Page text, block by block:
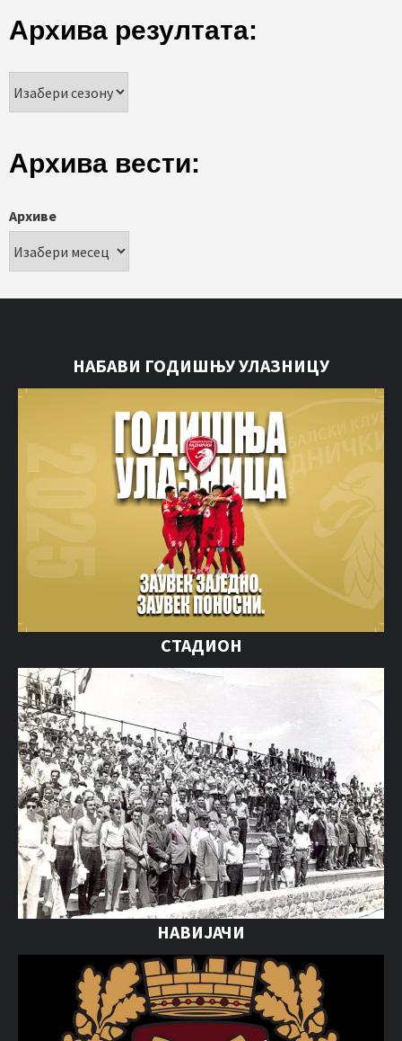
Архива резултата:
Архива вести:
Архиве
НАБАВИ ГОДИШЊУ УЛАЗНИЦУ
СТАДИОН
НАВИЈАЧИ